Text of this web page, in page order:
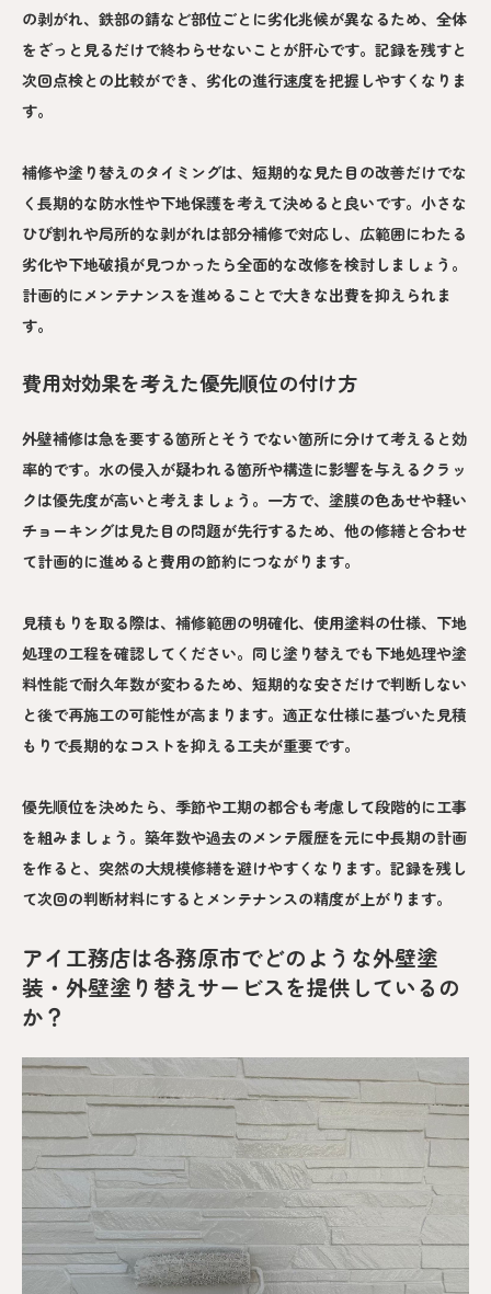
の剥がれ、鉄部の錆など部位ごとに劣化兆候が異なるため、全体
をざっと見るだけで終わらせないことが肝心です。記録を残すと
次回点検との比較ができ、劣化の進行速度を把握しやすくなりま
す。
補修や塗り替えのタイミングは、短期的な見た目の改善だけでな
く長期的な防水性や下地保護を考えて決めると良いです。小さな
ひび割れや局所的な剥がれは部分補修で対応し、広範囲にわたる
劣化や下地破損が見つかったら全面的な改修を検討しましょう。
計画的にメンテナンスを進めることで大きな出費を抑えられま
す。
費用対効果を考えた優先順位の付け方
外壁補修は急を要する箇所とそうでない箇所に分けて考えると効
率的です。水の侵入が疑われる箇所や構造に影響を与えるクラッ
クは優先度が高いと考えましょう。一方で、塗膜の色あせや軽い
チョーキングは見た目の問題が先行するため、他の修繕と合わせ
て計画的に進めると費用の節約につながります。
見積もりを取る際は、補修範囲の明確化、使用塗料の仕様、下地
処理の工程を確認してください。同じ塗り替えでも下地処理や塗
料性能で耐久年数が変わるため、短期的な安さだけで判断しない
と後で再施工の可能性が高まります。適正な仕様に基づいた見積
もりで長期的なコストを抑える工夫が重要です。
優先順位を決めたら、季節や工期の都合も考慮して段階的に工事
を組みましょう。築年数や過去のメンテ履歴を元に中長期の計画
を作ると、突然の大規模修繕を避けやすくなります。記録を残し
て次回の判断材料にするとメンテナンスの精度が上がります。
アイ工務店は各務原市でどのような外壁塗
装・外壁塗り替えサービスを提供しているの
か？